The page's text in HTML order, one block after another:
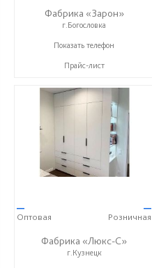
Фабрика «Зарон»
г.Богословка
+7 (8412) 21-50-66
Показать телефон
Прайс-лист
—
Оптовая
—
Розничная
Фабрика «Люкс-С»
г.Кузнецк